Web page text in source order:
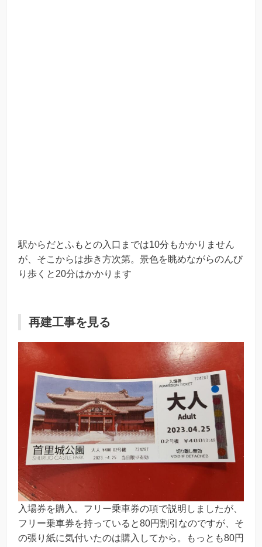
駅からだとふもとの入口までは10分もかかりません
が、そこからは歩き方次第。景色を眺めながらのんび
り歩くと20分はかかります
再建工事を見る
入場券を購入。フリー乗車券の項で説明しましたが、
フリー乗車券を持っていると80円割引なのですが、そ
の張り紙に気付いたのは購入してから。もっとも80円